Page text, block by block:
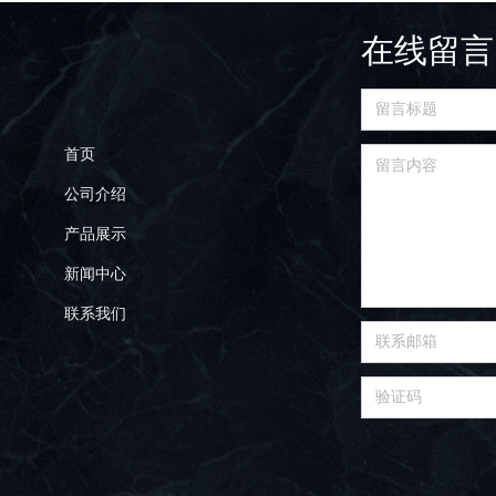
首页
公司介绍
产品展示
新闻中心
联系我们
在线留言